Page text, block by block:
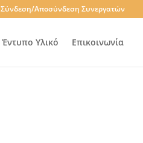
Σύνδεση/Αποσύνδεση Συνεργατών
Έντυπο Υλικό Επικοινωνία